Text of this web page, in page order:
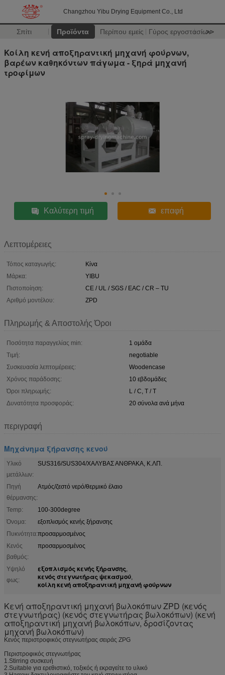
Changzhou Yibu Drying Equipment Co., Ltd
Σπίτι Προϊόντα Περίπου εμείς Γύρος εργοστασίων
>>
Κοίλη κενή αποξηραντική μηχανή φούρνων,
βαρέων καθηκόντων πάγωμα - ξηρά μηχανή
τροφίμων
Καλύτερη τιμή επαφή
Λεπτομέρειες
Τόπος καταγωγής:
Κίνα
Μάρκα:
YIBU
Πιστοποίηση:
CE / UL / SGS / EAC / CR – TU
Αριθμό μοντέλου:
ZPD
Πληρωμής & Αποστολής Όροι
Ποσότητα παραγγελίας min:
1 ομάδα
Τιμή:
negotiable
Συσκευασία λεπτομέρειες:
Woodencase
Χρόνος παράδοσης:
10 εβδομάδες
Όροι πληρωμής:
L / C, T / T
Δυνατότητα προσφοράς:
20 σύνολα ανά μήνα
περιγραφή
Μηχάνημα ξήρανσης κενού
Υλικό
μετάλλων:
SUS316/SUS304/ΧΑΛΥΒΑΣ ΑΝΘΡΑΚΑ, Κ.ΛΠ.
Πηγή
θέρμανσης:
Ατμός/ζεστό νερό/θερμικό έλαιο
Temp:
100-300degree
Όνομα:
εξοπλισμός κενής ξήρανσης
Πυκνότητα:προσαρμοσμένος
Κενός
βαθμός:
προσαρμοσμένος
Υψηλό
φως:
εξοπλισμός κενής ξήρανσης,
κενός στεγνωτήρας ψεκασμού,
κοίλη κενή αποξηραντική μηχανή φούρνων
Κενή αποξηραντική μηχανή βωλοκόπων ZPD (κενός
στεγνωτήρας) (κενός στεγνωτήρας βωλοκόπων) (κενή
αποξηραντική μηχανή βωλοκόπων, δροσίζοντας
μηχανή βωλοκόπων)
Κενός περιστροφικός στεγνωτήρας σειράς ZPG
Περιστροφικός στεγνωτήρας
1.Stirring συσκευή
2.Suitable για ερεθιστικό, τοξικός ή εκραγείτε το υλικό